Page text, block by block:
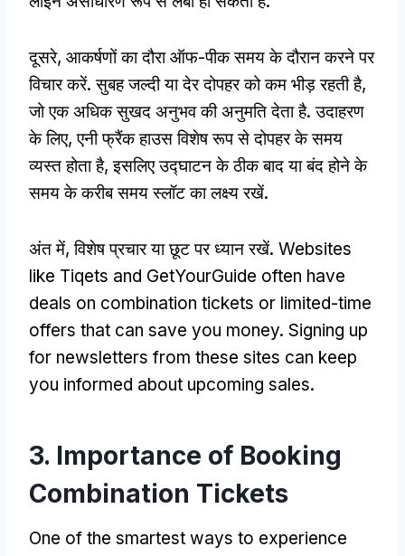
दूसरे, आकर्षणों का दौरा ऑफ-पीक समय के दौरान करने पर
विचार करें. सुबह जल्दी या देर दोपहर को कम भीड़ रहती है,
जो एक अधिक सुखद अनुभव की अनुमति देता है. उदाहरण
के लिए, एनी फ्रैंक हाउस विशेष रूप से दोपहर के समय
व्यस्त होता है, इसलिए उद्घाटन के ठीक बाद या बंद होने के
समय के करीब समय स्लॉट का लक्ष्य रखें.
अंत में, विशेष प्रचार या छूट पर ध्यान रखें. Websites
like Tiqets and GetYourGuide often have
deals on combination tickets or limited-time
offers that can save you money. Signing up
for newsletters from these sites can keep
you informed about upcoming sales.
3. Importance of Booking
Combination Tickets
One of the smartest ways to experience